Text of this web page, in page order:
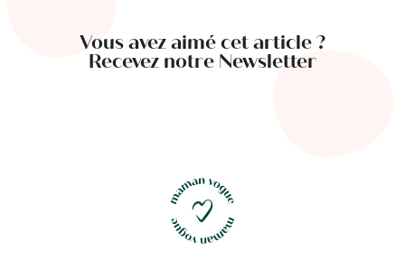
Vous avez aimé cet article ?
Recevez notre Newsletter